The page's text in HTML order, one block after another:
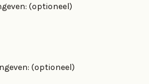
(optioneel)
(optioneel)